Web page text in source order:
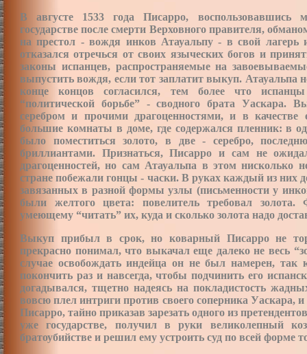
В августе 1533 года Писарро, воспользовавшись
государстве после смерти Верховного правителя,
на престол - вождя инков Атауальпу - в свой лагерь
отказался отречься от своих языческих богов и
законы испанцев, распространяемые на
выпустить вождя, если тот заплатит выкуп. Атауальпа
конце концов согласился, тем более что
“политической борьбе” - сводного брата Уаскара.
серебром и прочими драгоценностями, и в
большие комнаты в доме, где содержался пленник: в
было поместиться золото, в две - серебро,
бриллиантами. Признаться, Писарро и сам не
драгоценностей, но сам Атауальпа в этом нисколько
стране побежали гонцы - часки. В руках каждый из них
завязанных в разной формы узлы (письменности у
были желтого цвета: повелитель требовал
умеющему “читать” их, куда и сколько золота надо
Выкуп прибыл в срок, но коварный Писарро не
прекрасно понимал, что выкачал еще далеко не весь
случае освобождать индейца он не был намерен,
покончить раз и навсегда, чтобы подчинить его
догадывался, тщетно надеясь на покладистость
вовсю плел интриги против своего соперника Уаскара,
Писарро, тайно приказав зарезать одного из
уже государстве, получил в руки великолепный
братоубийстве и решил ему устроить суд по всей форме